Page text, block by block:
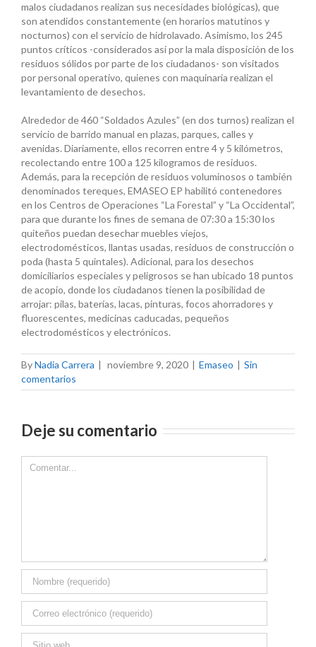
malos ciudadanos realizan sus necesidades biológicas), que
son atendidos constantemente (en horarios matutinos y
nocturnos) con el servicio de hidrolavado. Asimismo, los 245
puntos críticos -considerados así por la mala disposición de los
residuos sólidos por parte de los ciudadanos- son visitados
por personal operativo, quienes con maquinaria realizan el
levantamiento de desechos.
Alrededor de 460 “Soldados Azules” (en dos turnos) realizan el
servicio de barrido manual en plazas, parques, calles y
avenidas. Diariamente, ellos recorren entre 4 y 5 kilómetros,
recolectando entre 100 a 125 kilogramos de residuos.
Además, para la recepción de residuos voluminosos o también
denominados tereques, EMASEO EP habilitó contenedores
en los Centros de Operaciones “La Forestal” y “La Occidental”,
para que durante los fines de semana de 07:30 a 15:30 los
quiteños puedan desechar muebles viejos,
electrodomésticos, llantas usadas, residuos de construcción o
poda (hasta 5 quintales). Adicional, para los desechos
domiciliarios especiales y peligrosos se han ubicado 18 puntos
de acopio, donde los ciudadanos tienen la posibilidad de
arrojar: pilas, baterías, lacas, pinturas, focos ahorradores y
fluorescentes, medicinas caducadas, pequeños
electrodomésticos y electrónicos.
ByNadia Carrera | noviembre 9, 2020 | Emaseo | Sin
comentarios
Deje su comentario
Comment